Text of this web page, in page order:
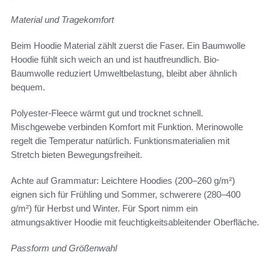
Material und Tragekomfort
Beim Hoodie Material zählt zuerst die Faser. Ein Baumwolle
Hoodie fühlt sich weich an und ist hautfreundlich. Bio-
Baumwolle reduziert Umweltbelastung, bleibt aber ähnlich
bequem.
Polyester-Fleece wärmt gut und trocknet schnell.
Mischgewebe verbinden Komfort mit Funktion. Merinowolle
regelt die Temperatur natürlich. Funktionsmaterialien mit
Stretch bieten Bewegungsfreiheit.
Achte auf Grammatur: Leichtere Hoodies (200–260 g/m²)
eignen sich für Frühling und Sommer, schwerere (280–400
g/m²) für Herbst und Winter. Für Sport nimm ein
atmungsaktiver Hoodie mit feuchtigkeitsableitender Oberfläche.
Passform und Größenwahl